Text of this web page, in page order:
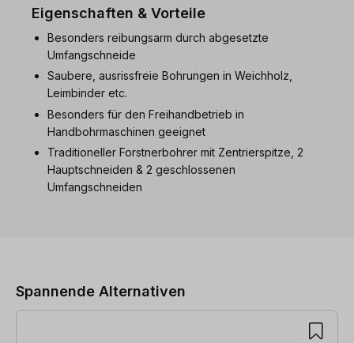
Eigenschaften & Vorteile
Besonders reibungsarm durch abgesetzte
Umfangschneide
Saubere, ausrissfreie Bohrungen in Weichholz,
Leimbinder etc.
Besonders für den Freihandbetrieb in
Handbohrmaschinen geeignet
Traditioneller Forstnerbohrer mit Zentrierspitze, 2
Hauptschneiden & 2 geschlossenen
Umfangschneiden
Spannende Alternativen